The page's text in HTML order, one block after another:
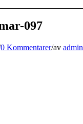
097
0 Kommentarer/avadmin